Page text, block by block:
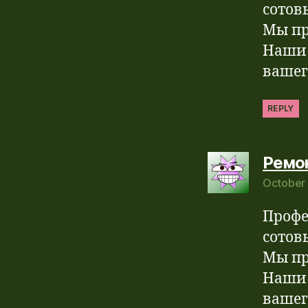
Мы
Наши
REPLY
The
October
Мы
Наши